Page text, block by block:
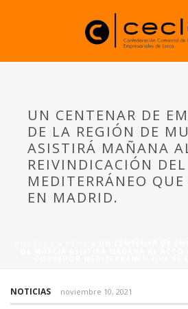
UN CENTENAR DE
DE LA REGIÓN DE
ASISTIRÁ MAÑANA
REIVINDICACIÓN DEL
MEDITERRÁNEO QUE
EN MADRID.
NOTICIAS noviembre 10, 2021